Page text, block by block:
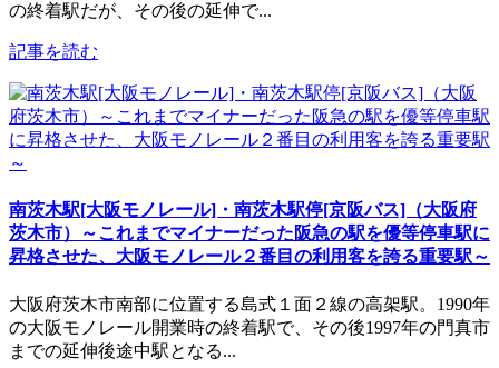
の終着駅だが、その後の延伸で...
記事を読む
南茨木駅[大阪モノレール]・南茨木駅停[京阪バス]（大阪府
茨木市）～これまでマイナーだった阪急の駅を優等停車駅に
昇格させた、大阪モノレール２番目の利用客を誇る重要駅～
大阪府茨木市南部に位置する島式１面２線の高架駅。1990年
の大阪モノレール開業時の終着駅で、その後1997年の門真市
までの延伸後途中駅となる...